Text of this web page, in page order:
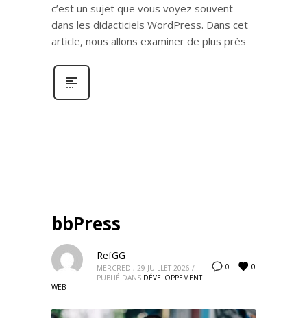
c’est un sujet que vous voyez souvent
dans les didacticiels WordPress. Dans cet
article, nous allons examiner de plus près
bbPress
0 0
RefGG
MERCREDI, 29 JUILLET 2026 /
PUBLIÉ DANS DÉVELOPPEMENT
WEB